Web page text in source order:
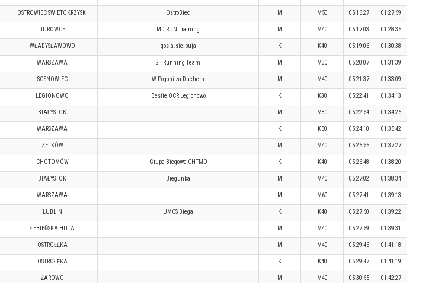
OSTROWIEC SWIETOKRZYSKI OstroBiec M M50 05:16:27 01:27:59
JUROWCE MD RUN Training M M40 05:17:03 01:28:35
WŁADYSŁAWOWO gosia.sie.buja K K40 05:19:06 01:30:38
WARSZAWA Sii Running Team M M30 05:20:07 01:31:39
SOSNOWIEC W Pogoni za Duchem M M40 05:21:37 01:33:09
LEGIONOWO Bestie OCR Legionowo K K30 05:22:41 01:34:13
BIAŁYSTOK M M30 05:22:54 01:34:26
WARSZAWA K K50 05:24:10 01:35:42
ZELKÓW M M40 05:25:55 01:37:27
CHOTOMÓW Grupa Biegowa CHTMO K K40 05:26:48 01:38:20
BIAŁYSTOK Biegunka M M40 05:27:02 01:38:34
WARSZAWA M M60 05:27:41 01:39:13
LUBLIN UMCS Biega K K40 05:27:50 01:39:22
ŁEBIEŃSKA HUTA M M40 05:27:59 01:39:31
OSTROŁĘKA M M40 05:29:46 01:41:18
OSTROŁĘKA K K40 05:29:47 01:41:19
ŻAROWO M M40 05:30:55 01:42:27